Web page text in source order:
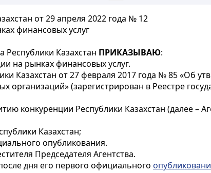
от 29 апреля 2022 года № 12
финансовых услуг
Республики Казахстан ПРИКАЗЫВАЮ:
на рынках финансовых услуг.
Казахстан от 27 февраля 2017 года № 85 «Об
(зарегистрирован в Реестре
конкуренции Республики Казахстан (далее –
Казахстан;
опубликования.
Председателя Агентства.
дня его первого официального